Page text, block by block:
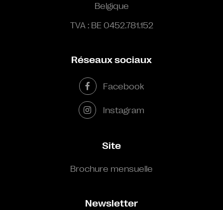
Belgique
TVA : BE 0452.781.152
Réseaux sociaux
Facebook
Instagram
Site
Brochure mensuelle
Newsletter